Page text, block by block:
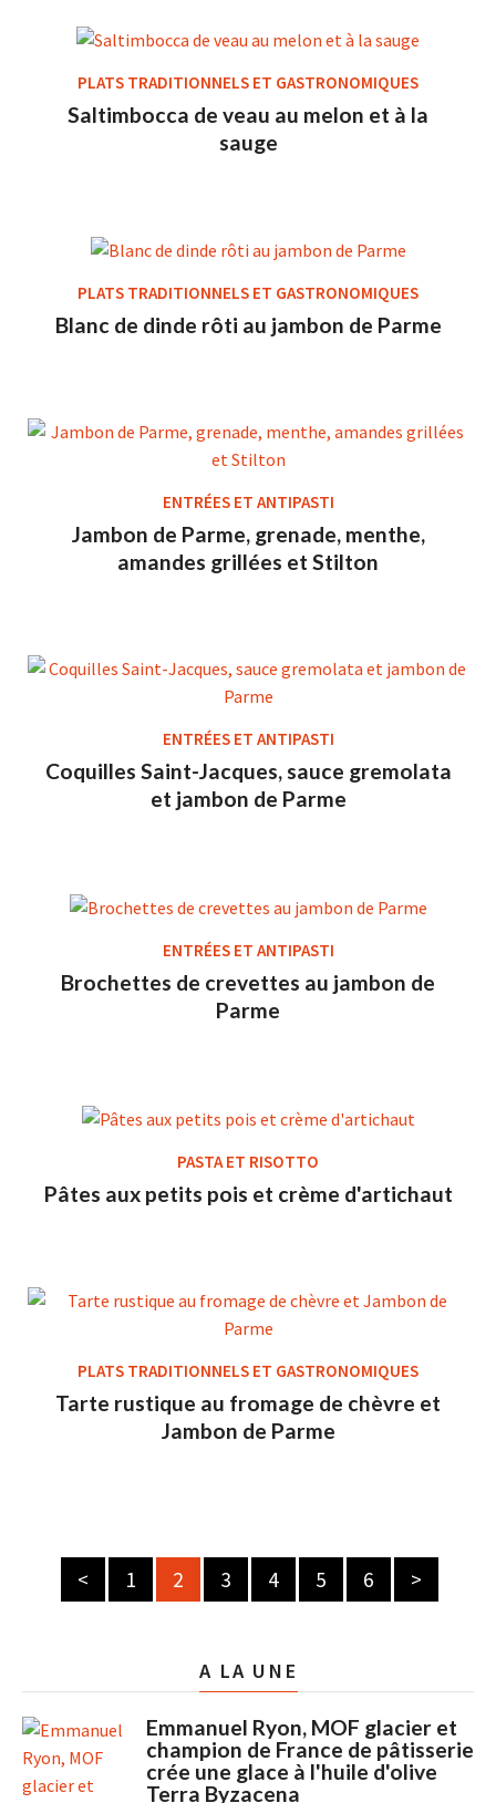
PLATS TRADITIONNELS ET GASTRONOMIQUES
Saltimbocca de veau au melon et à la
sauge
PLATS TRADITIONNELS ET GASTRONOMIQUES
Blanc de dinde rôti au jambon de Parme
ENTRÉES ET ANTIPASTI
Jambon de Parme, grenade, menthe,
amandes grillées et Stilton
ENTRÉES ET ANTIPASTI
Coquilles Saint-Jacques, sauce gremolata
et jambon de Parme
ENTRÉES ET ANTIPASTI
Brochettes de crevettes au jambon de
Parme
PASTA ET RISOTTO
Pâtes aux petits pois et crème d'artichaut
PLATS TRADITIONNELS ET GASTRONOMIQUES
Tarte rustique au fromage de chèvre et
Jambon de Parme
< 1 2 3 4 5 6 >
A LA UNE
Emmanuel Ryon, MOF glacier et
champion de France de pâtisserie
crée une glace à l'huile d'olive
Terra Byzacena